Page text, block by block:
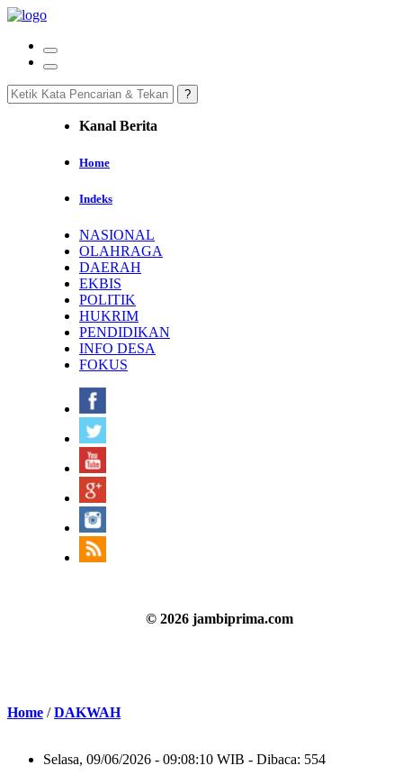
Kanal Berita
Home
Indeks
NASIONAL
OLAHRAGA
DAERAH
EKBIS
POLITIK
HUKRIM
PENDIDIKAN
INFO DESA
FOKUS
© 2026 jambiprima.com
Home /DAKWAH
Selasa, 09/06/2026 - 09:08:10 WIB - Dibaca: 554